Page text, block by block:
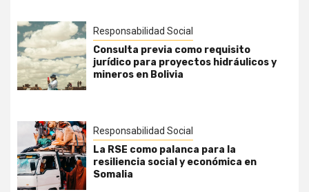
Responsabilidad Social
Consulta previa como requisito
jurídico para proyectos hidráulicos y
mineros en Bolivia
Responsabilidad Social
La RSE como palanca para la
resiliencia social y económica en
Somalia